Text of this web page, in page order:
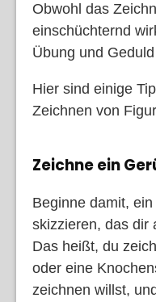
Obwohl das
einschüchternd
Übung und
Hier sind einige
Zeichnen von
Zeichne ein
Beginne damit,
skizzieren, das dir
Das heißt, du
oder eine
zeichnen willst,